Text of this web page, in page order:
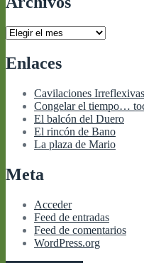
Archivos
Enlaces
Cavilaciones Irreflexivas
Congelar el tiempo…
El balcón del Duero
El rincón de Bano
La plaza de Mario
Meta
Acceder
Feed de entradas
Feed de comentarios
WordPress.org